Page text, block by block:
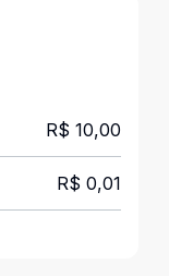
R$ 10,00
R$ 0,01